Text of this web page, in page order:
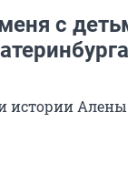
с
истории